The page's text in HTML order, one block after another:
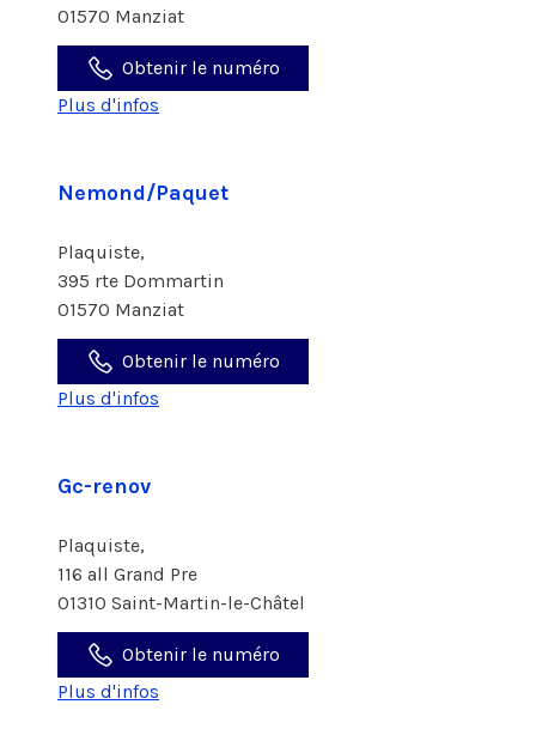
01570 Manziat
Obtenir le numéro
Plus d'infos
Nemond/Paquet
Plaquiste,
395 rte Dommartin
01570 Manziat
Obtenir le numéro
Plus d'infos
Gc-renov
Plaquiste,
116 all Grand Pre
01310 Saint-Martin-le-Châtel
Obtenir le numéro
Plus d'infos